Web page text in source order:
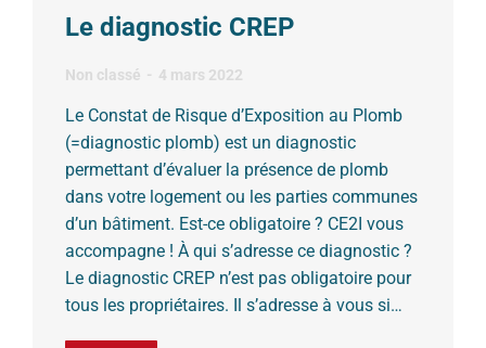
Le diagnostic CREP
Non classé 4 mars 2022
Le Constat de Risque d’Exposition au Plomb
(=diagnostic plomb) est un diagnostic
permettant d’évaluer la présence de plomb
dans votre logement ou les parties communes
d’un bâtiment. Est-ce obligatoire ? CE2I vous
accompagne ! À qui s’adresse ce diagnostic ?
Le diagnostic CREP n’est pas obligatoire pour
tous les propriétaires. Il s’adresse à vous si…